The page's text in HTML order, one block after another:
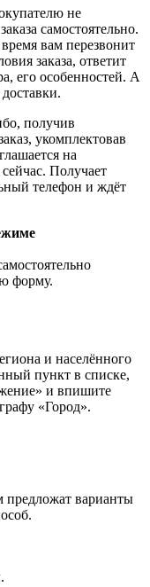
не
самостоятельно.
вам перезвонит
заказа, ответит
его особенностей. А
получив
укомплектовав
на
Получает
телефон и ждёт
форму.
и населённого
пункт в списке,
и впишите
«Город».
предложат варианты